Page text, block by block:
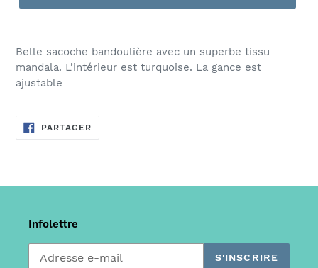
Belle sacoche bandoulière avec un superbe tissu
mandala. L’intérieur est turquoise. La gance est
ajustable
PARTAGERPARTAGER
Infolettre
S'INSCRIRE